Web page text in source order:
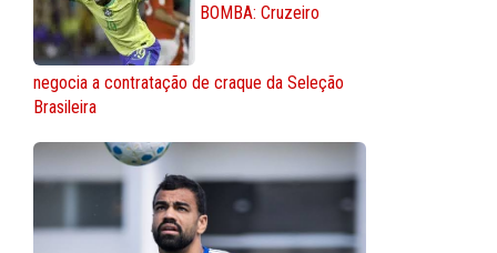
BOMBA: Cruzeiro
negocia a contratação de craque da Seleção
Brasileira